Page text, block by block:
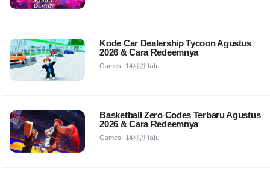
Kode Car Dealership Tycoon Agustus
2026 & Cara Redeemnya
Games 14시간 lalu
Basketball Zero Codes Terbaru Agustus
2026 & Cara Redeemnya
Games 14시간 lalu